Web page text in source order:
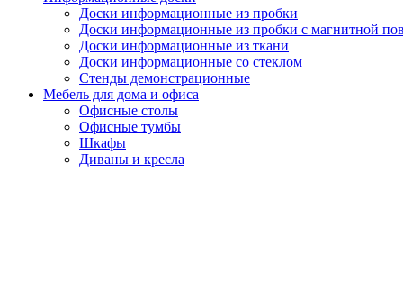
Доски информационные из пробки
Доски информационные из пробки с магнитной
Доски информационные из ткани
Доски информационные со стеклом
Стенды демонстрационные
Мебель для дома и офиса
Офисные столы
Офисные тумбы
Шкафы
Диваны и кресла